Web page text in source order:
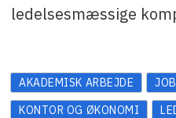
ledelsesmæssige
AKADEMISK ARBEJDE
KONTOR OG ØKONOMI